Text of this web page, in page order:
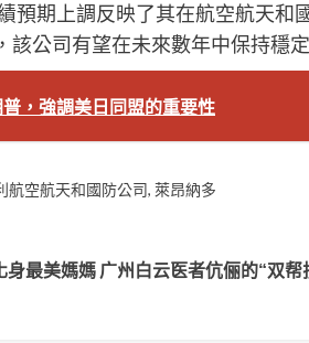
預期上調反映了其在航空航天和
公司有望在未來數年中保持穩
，強調美日同盟的重要性
航空航天和國防公司, 萊昂納多
身最美媽媽 广州白云医者伉俪的“双